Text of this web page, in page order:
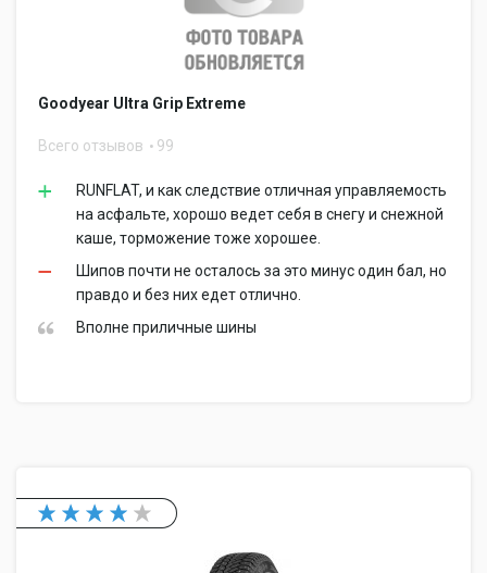
Goodyear Ultra Grip Extreme
Всего отзывов 99
RUNFLAT, и как следствие отличная управляемость
на асфальте, хорошо ведет себя в снегу и снежной
каше, торможение тоже хорошее.
Шипов почти не осталось за это минус один бал, но
правдо и без них едет отлично.
Вполне приличные шины